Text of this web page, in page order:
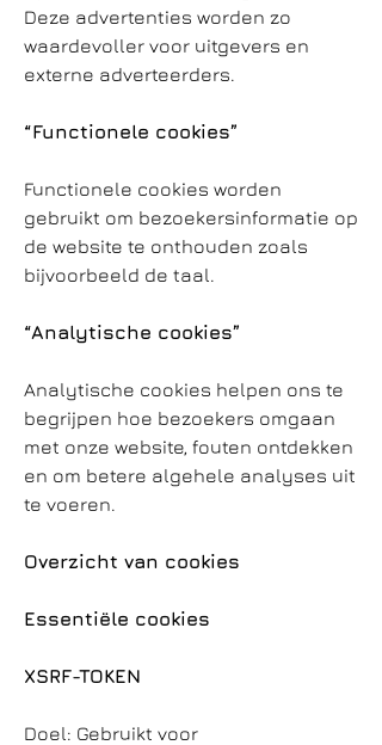
Deze advertenties worden zo
waardevoller voor uitgevers en
externe adverteerders.
“Functionele cookies”
Functionele cookies worden
gebruikt om bezoekersinformatie op
de website te onthouden zoals
bijvoorbeeld de taal.
“Analytische cookies”
Analytische cookies helpen ons te
begrijpen hoe bezoekers omgaan
met onze website, fouten ontdekken
en om betere algehele analyses uit
te voeren.
Overzicht van cookies
Essentiële cookies
XSRF-TOKEN
Doel: Gebruikt voor